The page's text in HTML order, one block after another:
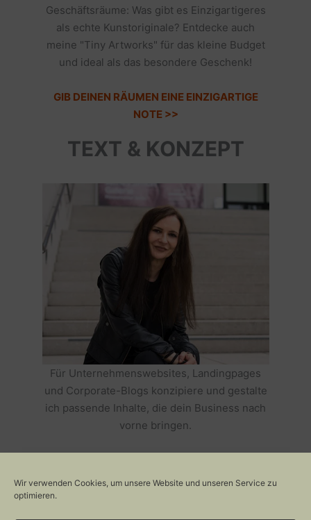
Wir verwenden Cookies, um unsere Website und unseren Service zu
optimieren.
Geschäftsräume: Was gibt es Einzigartigeres
als echte Kunstoriginale? Entdecke auch
meine "Tiny Artworks" für das kleine Budget
und ideal als das besondere Geschenk!
GIB DEINEN RÄUMEN EINE EINZIGARTIGE
NOTE >>
TEXT & KONZEPT
Für Unternehmenswebsites, Landingpages
und Corporate-Blogs konzipiere und gestalte
ich passende Inhalte, die dein Business nach
vorne bringen.
ERFOLGREICH MACHEN >>